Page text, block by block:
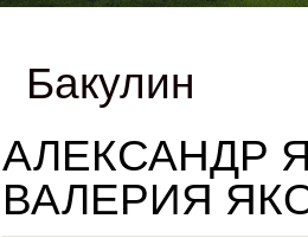
Бакулин
АЛЕКСАНДР
ВАЛЕРИЯ